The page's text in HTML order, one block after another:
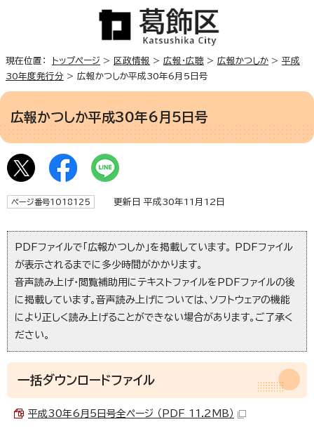
現在位置： トップページ > 区政情報 > 広報・広聴 > 広報かつしか > 平成
30年度発行分 > 広報かつしか平成30年6月5日号
広報かつしか平成30年6月5日号
ページ番号1018125 更新日 平成30年11月12日
PDFファイルで「広報かつしか」を掲載しています。 PDFファイル
が表示されるまでに多少時間がかかります。
音声読み上げ・閲覧補助用にテキストファイルをPDFファイルの後
に掲載しています。音声読み上げについては、ソフトウェアの機能
により正しく読み上げることができない場合があります。ご了承く
ださい。
一括ダウンロードファイル
平成30年6月5日号全ページ （PDF 11.2MB）